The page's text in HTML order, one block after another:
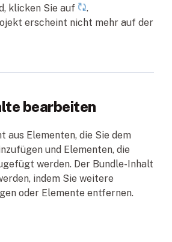
klicken Sie auf
.
erscheint nicht mehr auf der
bearbeiten
aus Elementen, die Sie dem
und Elementen, die
werden. Der Bundle-Inhalt
indem Sie weitere
oder Elemente entfernen.